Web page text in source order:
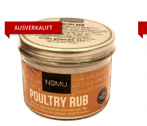
AUSVERKAUFT